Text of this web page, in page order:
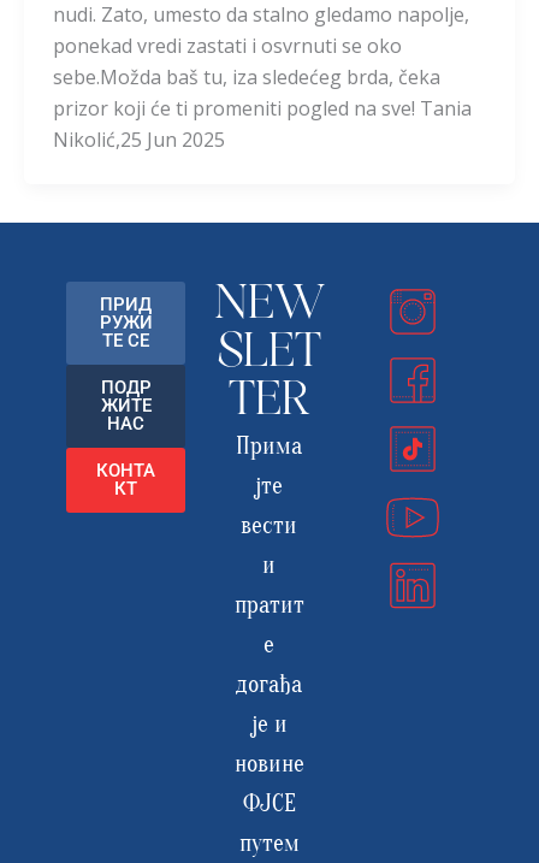
nudi. Zato, umesto da stalno gledamo napolje,
ponekad vredi zastati i osvrnuti se oko
sebe.Možda baš tu, iza sledećeg brda, čeka
prizor koji će ti promeniti pogled na sve! Tania
Nikolić,25 Jun 2025
ПРИД
РУЖИ
ТЕ СЕ
ПОДР
ЖИТЕ
НАС
КОНТА
КТ
NEW
SLET
TER
Прима
јте
вести
и
пратит
е
догађа
је и
новине
ФЈСЕ
путем